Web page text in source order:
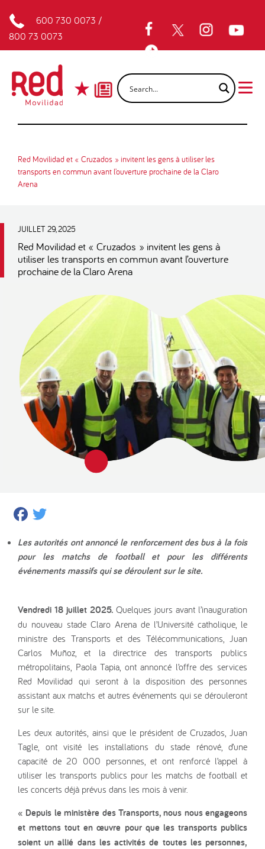
600 730 0073 /
800 73 0073
Red Movilidad et « Cruzados » invitent les gens à utiliser les
transports en commun avant l’ouverture prochaine de la Claro
Arena
JUILLET 29, 2025
Red Movilidad et « Cruzados » invitent les gens à
utiliser les transports en commun avant l’ouverture
prochaine de la Claro Arena
Facebook
Les autorités ont annoncé le renforcement des bus à la fois
pour les matchs de football et pour les différents
événements massifs qui se déroulent sur le site.
Vendredi 18 juillet 2025.Quelques jours avant l’inauguration
du nouveau stade Claro Arena de l’Université catholique, le
ministre des Transports et des Télécommunications, Juan
Carlos Muñoz, et la directrice des transports publics
métropolitains, Paola Tapia, ont annoncé l’offre des services
Red Movilidad qui seront à la disposition des personnes
assistant aux matchs et autres événements qui se dérouleront
sur le site.
Les deux autorités, ainsi que le président de Cruzados, Juan
Tagle, ont visité les installations du stade rénové, d’une
capacité de 20 000 personnes, et ont renforcé l’appel à
utiliser les transports publics pour les matchs de football et
les concerts déjà prévus dans les mois à venir.
« Depuis le ministère des Transports, nous nous engageons
et mettons tout en œuvre pour que les transports publics
soient un allié dans les activités de toutes les personnes,